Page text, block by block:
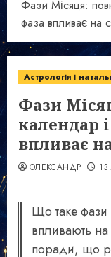
Фази Місяця:
фаза впливає на
Астрологія і
Фази
календар
впливає
ОЛЕКСАНДР
Що таке фази
впливають на
поради, що